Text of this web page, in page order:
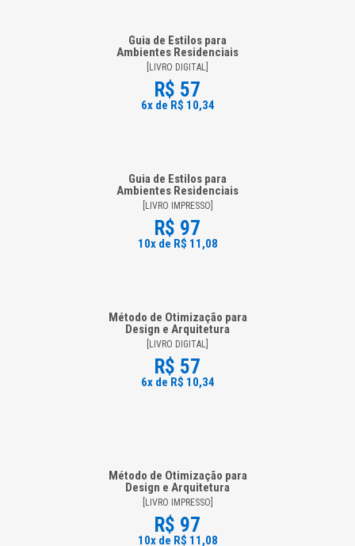
Guia de Estilos para
Ambientes Residenciais
[LIVRO DIGITAL]
R$ 57
6x de R$ 10,34
Guia de Estilos para
Ambientes Residenciais
[LIVRO IMPRESSO]
R$ 97
10x de R$ 11,08
Método de Otimização para
Design e Arquitetura
[LIVRO DIGITAL]
R$ 57
6x de R$ 10,34
Método de Otimização para
Design e Arquitetura
[LIVRO IMPRESSO]
R$ 97
10x de R$ 11,08